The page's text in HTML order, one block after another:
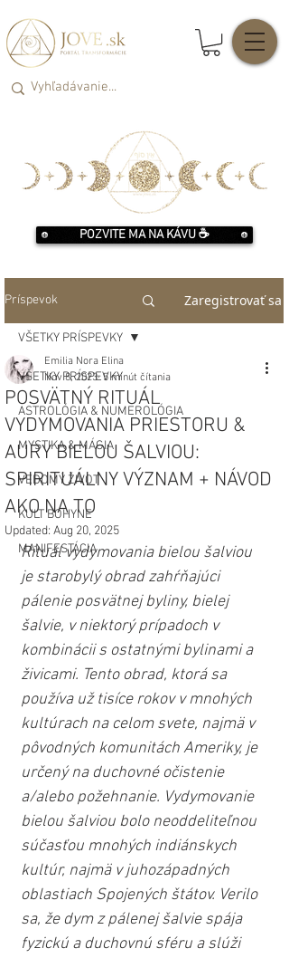
POZVITE MA NA KÁVU ☕️
Príspevok Zaregistrovať sa
VŠETKY PRÍSPEVKY
ASTROLÓGIA & NUMEROLÓGIA
MYSTIKA & MÁGIA
VEDOMÝ ŽIVOT
KULT BOHYNE
MANIFESTÁCIA
VŠETKY PRÍSPEVKY
POSVÄTNÝ RITUÁL
VYDYMOVANIA PRIESTORU &
AURY BIELOU ŠALVIOU:
SPIRITUÁLNY VÝZNAM + NÁVOD
AKO NA TO
Emilia Nora Elina
Nov 8, 2023 5 minút čítania
Updated: Aug 20, 2025
Rituál vydymovania bielou šalviou
je starobylý obrad zahŕňajúci
pálenie posvätnej byliny, bielej
šalvie, v niektorý prípadoch v
kombinácii s ostatnými bylinami a
živicami. Tento obrad, ktorá sa
používa už tisíce rokov v mnohých
kultúrach na celom svete, najmä v
pôvodných komunitách Ameriky, je
určený na duchovné očistenie
a/alebo požehnanie. Vydymovanie
bielou šalviou bolo neoddeliteľnou
súčasťou mnohých indiánskych
kultúr, najmä v juhozápadných
oblastiach Spojených štátov. Verilo
sa, že dym z pálenej šalvie spája
fyzickú a duchovnú sféru a slúži